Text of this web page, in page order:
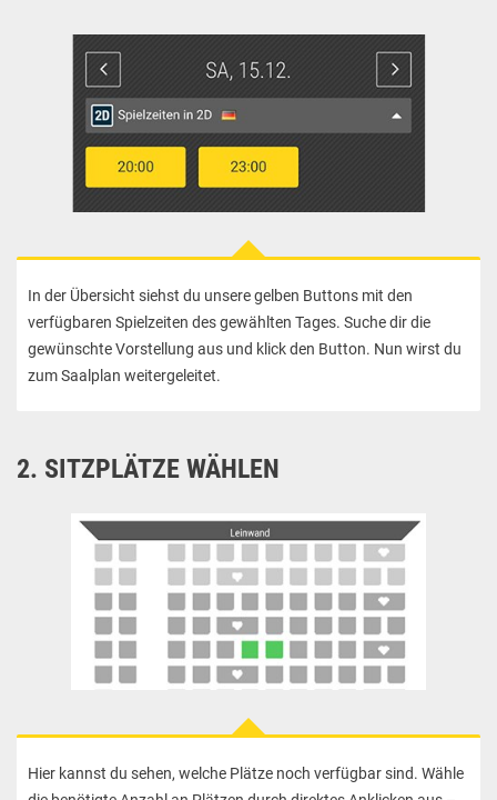
In der Übersicht siehst du unsere gelben Buttons mit den
verfügbaren Spielzeiten des gewählten Tages. Suche dir die
gewünschte Vorstellung aus und klick den Button. Nun wirst du
zum Saalplan weitergeleitet.
2. SITZPLÄTZE WÄHLEN
Hier kannst du sehen, welche Plätze noch verfügbar sind. Wähle